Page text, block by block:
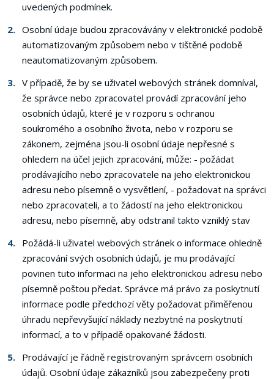
uvedených podmínek.
Osobní údaje budou zpracovávány v elektronické podobě
automatizovaným způsobem nebo v tištěné podobě
neautomatizovaným způsobem.
V případě, že by se uživatel webových stránek domníval,
že správce nebo zpracovatel provádí zpracování jeho
osobních údajů, které je v rozporu s ochranou
soukromého a osobního života, nebo v rozporu se
zákonem, zejména jsou-li osobní údaje nepřesné s
ohledem na účel jejich zpracování, může: - požádat
prodávajícího nebo zpracovatele na jeho elektronickou
adresu nebo písemně o vysvětlení, - požadovat na správci
nebo zpracovateli, a to žádostí na jeho elektronickou
adresu, nebo písemně, aby odstranil takto vzniklý stav
Požádá-li uživatel webových stránek o informace ohledně
zpracování svých osobních údajů, je mu prodávající
povinen tuto informaci na jeho elektronickou adresu nebo
písemně poštou předat. Správce má právo za poskytnutí
informace podle předchozí věty požadovat přiměřenou
úhradu nepřevyšující náklady nezbytné na poskytnutí
informací, a to v případě opakované žádosti.
Prodávající je řádně registrovaným správcem osobních
údajů. Osobní údaje zákazníků jsou zabezpečeny proti